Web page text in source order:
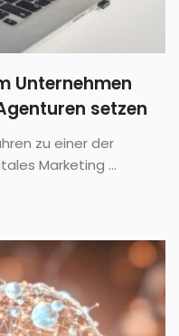
Unternehmen
setzen
zu einer der
Marketing ...